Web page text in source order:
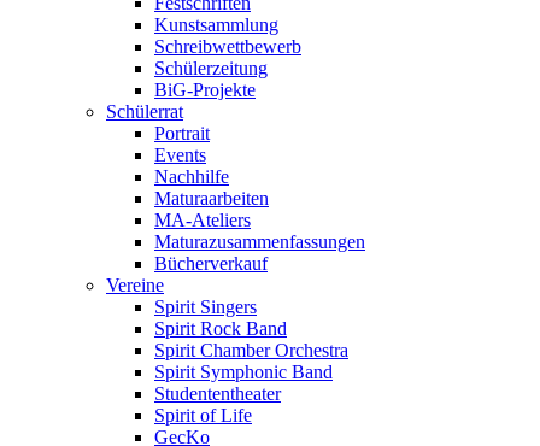
Kunstsammlung
Schreibwettbewerb
Schülerzeitung
BiG-Projekte
Schülerrat
Portrait
Events
Nachhilfe
Maturaarbeiten
MA-Ateliers
Maturazusammenfassungen
Bücherverkauf
Vereine
Spirit Singers
Spirit Rock Band
Spirit Chamber Orchestra
Spirit Symphonic Band
Studententheater
Spirit of Life
GecKo